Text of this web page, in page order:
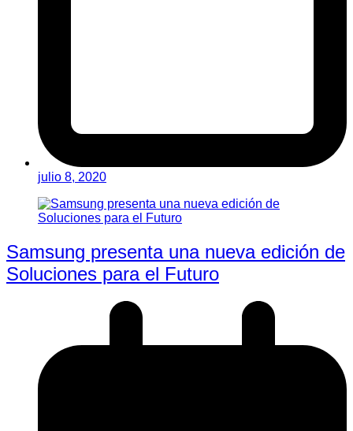
julio 8, 2020
Samsung presenta una nueva edición de
Soluciones para el Futuro